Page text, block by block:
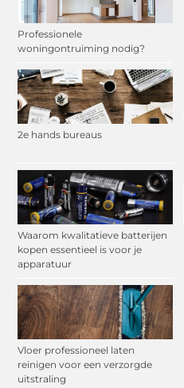
Professionele
woningontruiming nodig?
2e hands bureaus
Waarom kwalitatieve batterijen
kopen essentieel is voor je
apparatuur
Vloer professioneel laten
reinigen voor een verzorgde
uitstraling